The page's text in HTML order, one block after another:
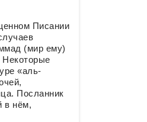
Писании
(мир ему)
«аль-
Посланник
в нём,